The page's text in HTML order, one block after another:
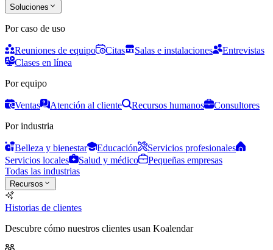
Soluciones
Por caso de uso
Reuniones de equipo Citas Salas e instalaciones
Entrevistas
Clases en línea
Por equipo
Ventas Atención al cliente Recursos humanos
Consultores
Por industria
Belleza y bienestar Educación
Servicios profesionales
Servicios locales
Salud y médico
Pequeñas empresas
Todas las industrias
Recursos
Historias de clientes
Descubre cómo nuestros clientes usan Koalendar